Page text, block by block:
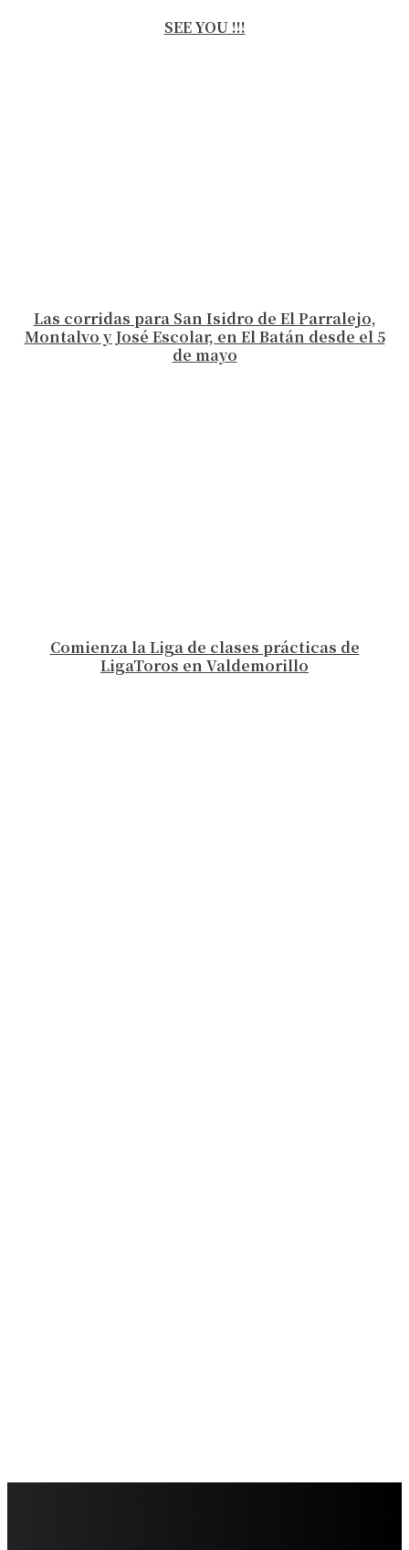
SEE YOU !!!
Las corridas para San Isidro de El Parralejo,
Montalvo y José Escolar, en El Batán desde el 5
de mayo
Comienza la Liga de clases prácticas de
LigaToros en Valdemorillo